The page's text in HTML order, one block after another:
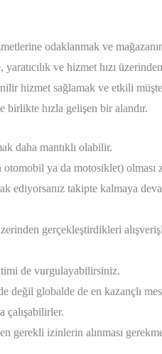
odaklanmak ve
ve hizmet hızı
hizmet sağlamak ve etkili
birlikte hızla gelişen bir alandır.
daha mantıklı olabilir.
otomobil ya da motosiklet) olması
ediyorsanız takipte kalmaya
gerçekleştirdikleri
de vurgulayabilirsiniz.
değil globalde de en kazançlı
çalışabilirler.
gerekli izinlerin alınması